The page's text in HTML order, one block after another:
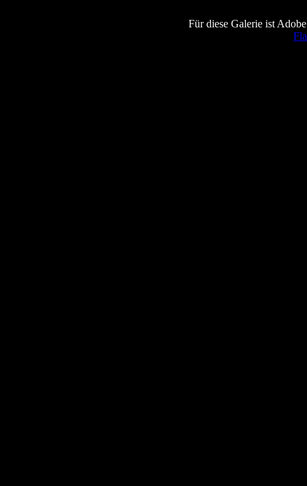
Für diese Galerie ist